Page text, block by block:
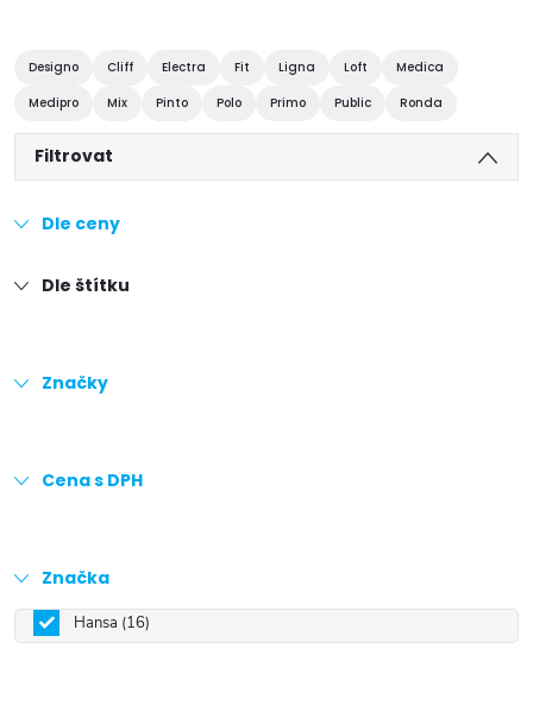
Designo Cliff Electra Fit Ligna Loft
Medica
Medipro
Mix Pinto Polo Primo Public Ronda
Filtrovat
Dle ceny
Dle štítku
Značky
Cena s DPH
Značka
Hansa 16